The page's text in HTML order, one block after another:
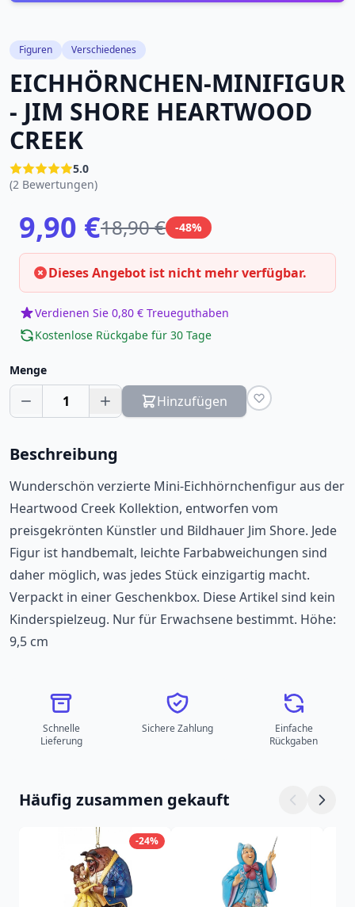
Figuren Verschiedenes
EICHHÖRNCHEN-MINIFIGUR
- JIM SHORE HEARTWOOD
CREEK
5.0
(2 Bewertungen)
9,90 €18,90 € -48%
Dieses Angebot ist nicht mehr verfügbar.
Verdienen Sie 0,80 € Treueguthaben
Kostenlose Rückgabe für 30 Tage
Menge
1 Hinzufügen
Beschreibung
Wunderschön verzierte Mini-Eichhörnchenfigur aus der
Heartwood Creek Kollektion, entworfen vom
preisgekrönten Künstler und Bildhauer Jim Shore. Jede
Figur ist handbemalt, leichte Farbabweichungen sind
daher möglich, was jedes Stück einzigartig macht.
Verpackt in einer Geschenkbox. Diese Artikel sind kein
Kinderspielzeug. Nur für Erwachsene bestimmt. Höhe:
9,5 cm
Schnelle
Lieferung
Sichere Zahlung
Einfache
Rückgaben
Häufig zusammen gekauft
-24%